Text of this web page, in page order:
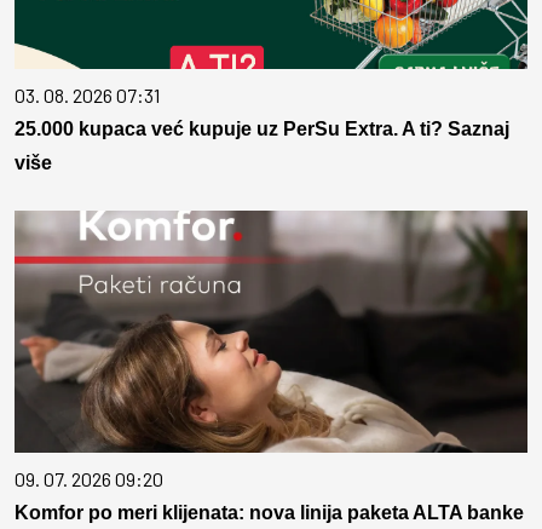
03. 08. 2026 07:31
25.000 kupaca već kupuje uz PerSu Extra. A ti? Saznaj
više
09. 07. 2026 09:20
Komfor po meri klijenata: nova linija paketa ALTA banke